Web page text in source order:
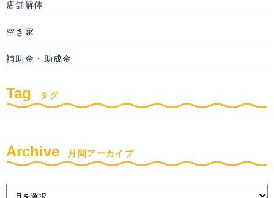
店舗解体
空き家
補助金・助成金
Tag タグ
Archive 月間アーカイブ